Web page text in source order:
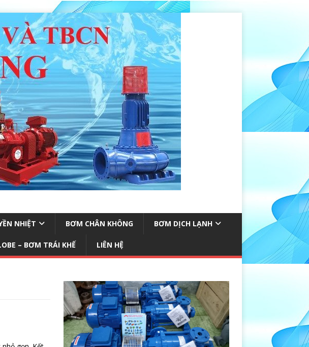
NHIỆT BƠM CHÂN KHÔNG BƠM DỊCH LẠNH
– BƠM TRÁI KHẾ LIÊN HỆ